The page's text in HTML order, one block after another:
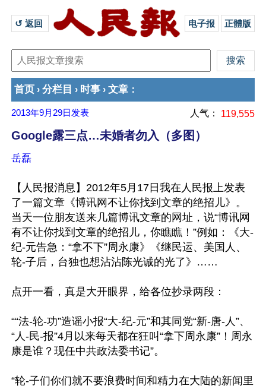
↺ 返回 电子报 正體版
首页 › 分栏目 › 时事 › 文章 ：
2013年9月29日 发表 人气： 119,555
Google露三点…未婚者勿入（多图）
岳磊
【人民报消息】2012年5月17日我在人民报上发表
了一篇文章《博讯网不让你找到文章的绝招儿》。
当天一位朋友送来几篇博讯文章的网址，说“博讯网
有不让你找到文章的绝招儿，你瞧瞧！”例如：《大-
纪-元告急：“拿不下”周永康》《继民运、美国人、
轮-子后，台独也想沾沾陈光诚的光了》……
点开一看，真是大开眼界，给各位抄录两段：
““法-轮-功”造谣小报“大-纪-元”和其同党“新-唐-人”、
“人-民-报”4月以来每天都在狂叫“拿下周永康”！周永
康是谁？现任中共政法委书记”。
“轮-子们你们就不要浪费时间和精力在大陆的新闻里